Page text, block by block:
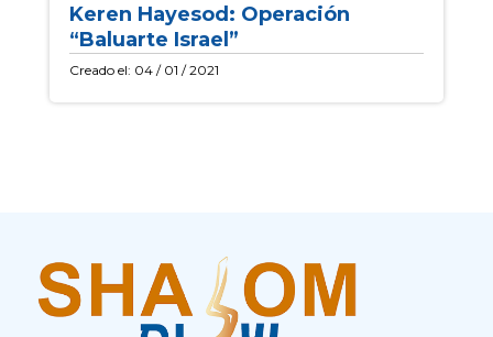
Keren Hayesod: Operación
“Baluarte Israel”
Creado el: 04 / 01 / 2021